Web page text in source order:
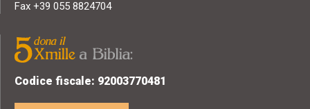
Fax +39 055 8824704
Codice fiscale: 92003770481